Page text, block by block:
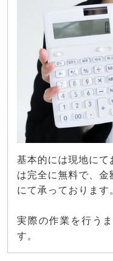
基本的には現地にて
は完全に無料で、
にて承っております
実際の作業を行う
す。